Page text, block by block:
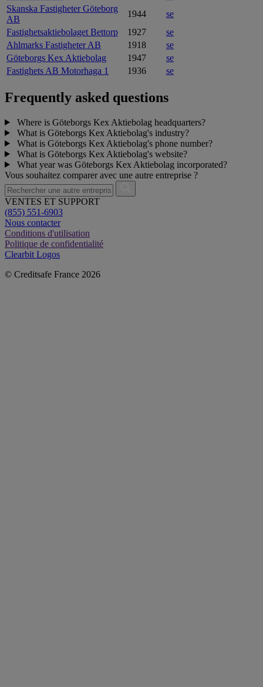
Skanska Fastigheter Göteborg
AB
1944
se
Fastighetsaktiebolaget Bettorp
1927
se
Ahlmarks Fastigheter AB
1918
se
Göteborgs Kex Aktiebolag
1947
se
Fastighets AB Motorhaga 1
1936 se
Frequently asked questions
Where is Göteborgs Kex Aktiebolag headquarters?
What is Göteborgs Kex Aktiebolag's industry?
What is Göteborgs Kex Aktiebolag's phone number?
What is Göteborgs Kex Aktiebolag's website?
What year was Göteborgs Kex Aktiebolag incorporated?
Vous souhaitez comparer avec une autre entreprise ?
VENTES ET SUPPORT
(855) 551-6903
Nous contacter
Conditions d'utilisation
Politique de confidentialité
Clearbit Logos
© Creditsafe France 2026